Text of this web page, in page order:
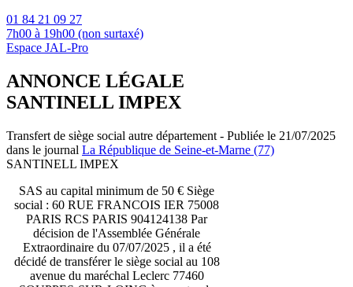
01 84 21 09 27
7h00 à 19h00 (non surtaxé)
Espace JAL-Pro
ANNONCE LÉGALE
SANTINELL IMPEX
Transfert de siège social autre département - Publiée le 21/07/2025
dans le journal La République de Seine-et-Marne (77)
SANTINELL IMPEX
SAS au capital minimum de 50 € Siège
social : 60 RUE FRANCOIS IER 75008
PARIS RCS PARIS 904124138 Par
décision de l'Assemblée Générale
Extraordinaire du 07/07/2025 , il a été
décidé de transférer le siège social au 108
avenue du maréchal Leclerc 77460